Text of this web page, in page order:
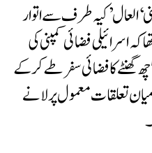
کیہ طرف سے اتوار
فضائی کمپنی کی
اوائی 555′ چھ گھنٹے کا فضائی سفر طے کرکے
معمول پرلانے